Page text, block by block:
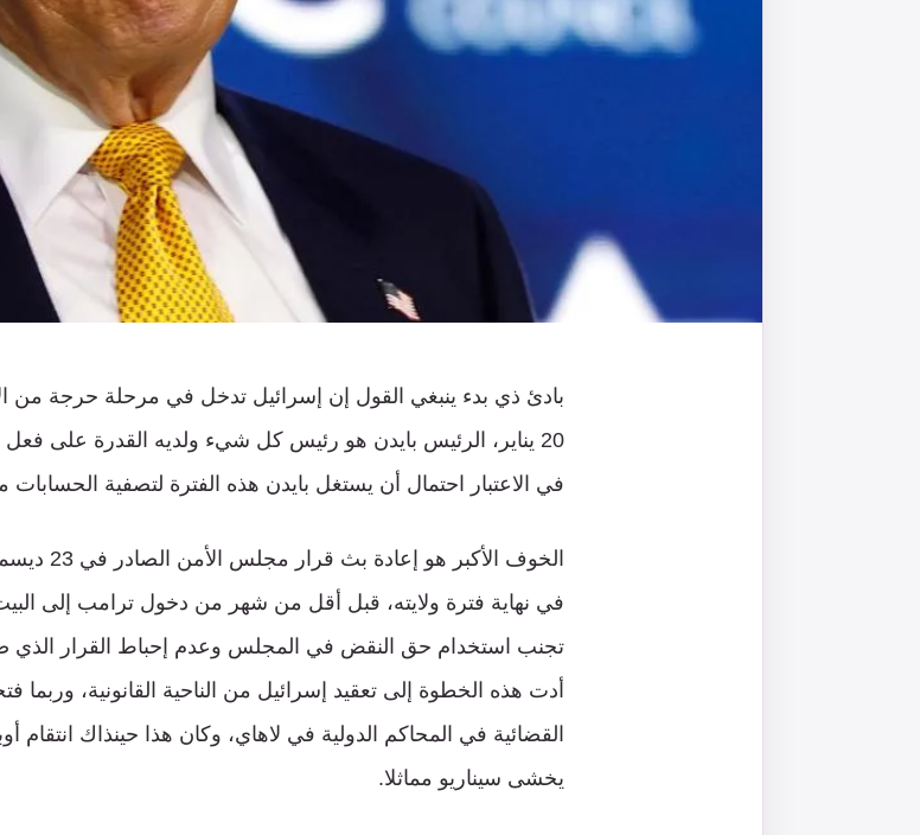
بادئ ذي بدء ينبغي القول إن إسرائيل تدخل في مرحلة حرجة
20 يناير، الرئيس بايدن هو رئيس كل شيء ولديه القدرة على فعل
في الاعتبار احتمال أن يستغل بايدن هذه الفترة لتصفية الحسابات
في نهاية فترة ولايته، قبل أقل من شهر من دخول ترامب إلى
تجنب استخدام حق النقض في المجلس وعدم إحباط القرار الذي
أدت هذه الخطوة إلى تعقيد إسرائيل من الناحية القانونية، وربما
القضائية في المحاكم الدولية في لاهاي، وكان هذا حينذاك انتقام
يخشى سيناريو مماثلا.